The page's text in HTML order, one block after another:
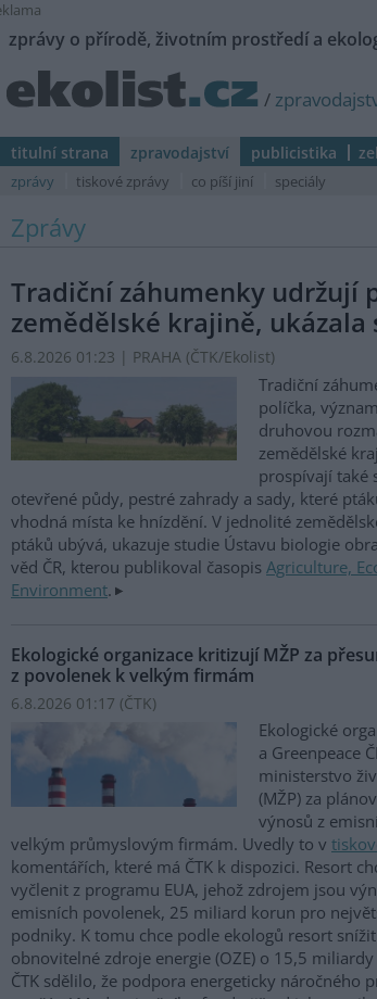
zprávy o přírodě, životním prostředí a
/
titulní strana zpravodajství publicistika
zprávy tiskové zprávy co píší jiní speciály
Zprávy
Tradiční záhumenky udržují
zemědělské krajině, ukázala
6.8.2026 01:23 | PRAHA (ČTK/Ekolist)
Tradiční
políčka,
druhovou
zemědělské
prospívají také
otevřené půdy, pestré zahrady a sady, které
vhodná místa ke hnízdění. V jednolité
ptáků ubývá, ukazuje studie Ústavu biologie
věd ČR, kterou publikoval časopis Agriculture,
Environment.
Ekologické organizace kritizují MŽP za
z povolenek k velkým firmám
6.8.2026 01:17 (ČTK)
Ekologické
a Greenpeace
ministerstvo
(MŽP) za
výnosů z
velkým průmyslovým firmám. Uvedly to v
komentářích, které má ČTK k dispozici. Resort
vyčlenit z programu EUA, jehož zdrojem jsou
emisních povolenek, 25 miliard korun pro
podniky. K tomu chce podle ekologů resort
obnovitelné zdroje energie (OZE) o 15,5
ČTK sdělilo, že podpora energeticky náročného